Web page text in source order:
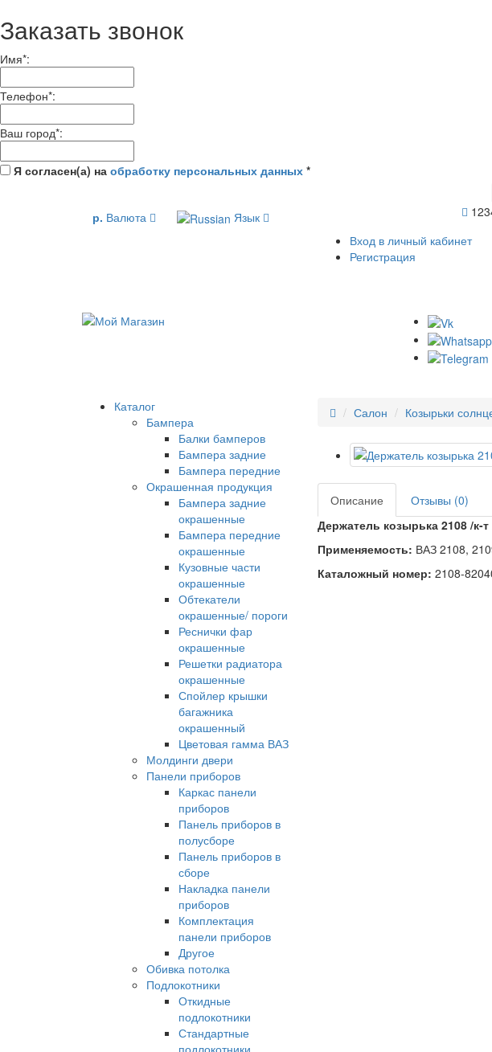
Заказать звонок
Имя*:
Телефон*:
Ваш город*:
Я согласен(а) на обработку персональных данных *
р. Валюта Язык
Вход в личный кабинет
Регистрация
Каталог
Бампера
Балки бамперов
Бампера задние
Бампера передние
Окрашенная продукция
Бампера задние
окрашенные
Бампера передние
окрашенные
Кузовные части
окрашенные
Обтекатели
окрашенные/ пороги
Реснички фар
окрашенные
Решетки радиатора
окрашенные
Спойлер крышки
багажника
окрашенный
Цветовая гамма ВАЗ
Молдинги двери
Панели приборов
Каркас панели
приборов
Панель приборов в
полусборе
Панель приборов в
сборе
Накладка панели
приборов
Комплектация
панели приборов
Другое
Обивка потолка
Подлокотники
Откидные
подлокотники
Стандартные
Салон Козырьки
Описание
Отзывы (0)
Держатель козырька 2108 /к-
Применяемость: ВАЗ 2108,
Каталожный номер: 2108-